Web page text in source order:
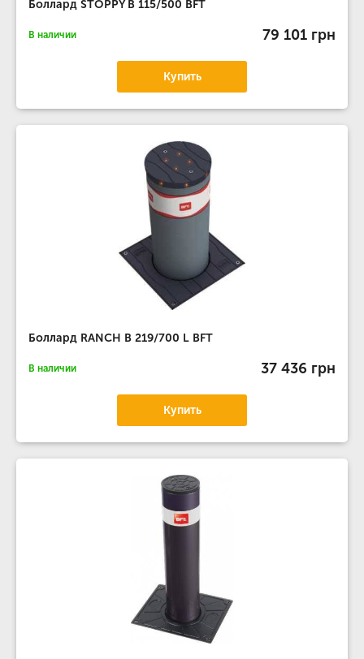
Боллард STOPPY B 115/500 BFT
В наличии 79 101 грн
Купить
Боллард RANCH B 219/700 L BFT
В наличии 37 436 грн
Купить